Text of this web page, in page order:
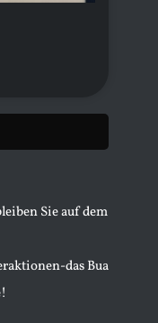
Sie auf dem
das Bua